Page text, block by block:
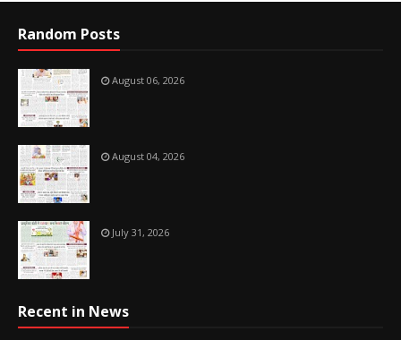
Random Posts
August 06, 2026
August 04, 2026
July 31, 2026
Recent in News